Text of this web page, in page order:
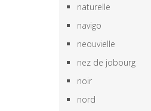
naturelle
navigo
neouvielle
nez de jobourg
noir
nord